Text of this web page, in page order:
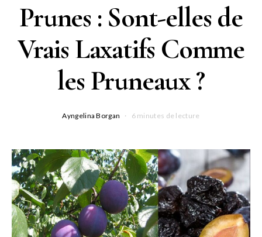
Prunes : Sont-elles de
Vrais Laxatifs Comme
les Pruneaux ?
Ayngelina Borgan 6 minutes de lecture